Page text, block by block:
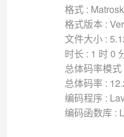
格式 :
格式版本 :
文件大小 :
时长 : 1 时 0
总体码率模
总体码率 :
编码程序 :
编码函数库 :